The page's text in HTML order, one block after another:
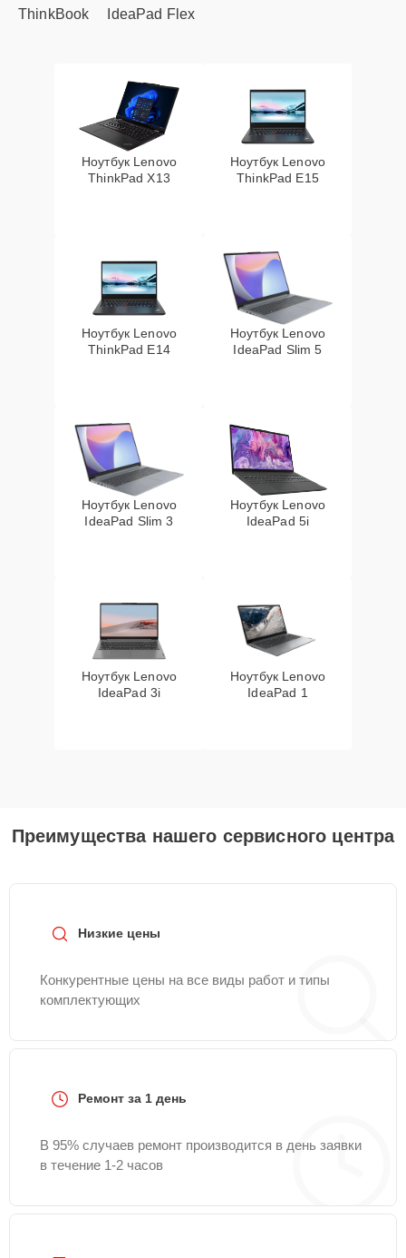
ThinkBook IdeaPad Flex
Ноутбук Lenovo
ThinkPad X13
Ноутбук Lenovo
ThinkPad E15
Ноутбук Lenovo
ThinkPad E14
Ноутбук Lenovo
IdeaPad Slim 5
Ноутбук Lenovo
IdeaPad Slim 3
Ноутбук Lenovo
IdeaPad 5i
Ноутбук Lenovo
IdeaPad 3i
Ноутбук Lenovo
IdeaPad 1
Преимущества нашего сервисного центра
Низкие цены
Конкурентные цены на все виды работ и типы
комплектующих
Ремонт за 1 день
В 95% случаев ремонт производится в день заявки
в течение 1-2 часов